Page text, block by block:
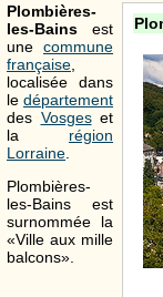
Plombières-
les-Bains est
une commune
française
localisée dans
le département
des Vosgeset
la région
Lorraine
Plombières-
les-Bains est
surnommée la
«Ville aux mille
balcons».